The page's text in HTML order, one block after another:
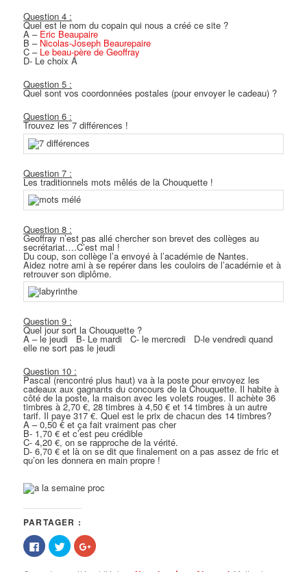
Question 4 :
Quel est le nom du copain qui nous a créé ce site ?
A – Eric Beaupaire
B – Nicolas-Joseph Beaurepaire
C – Le beau-père de Geoffray
D- Le choix A
Question 5 :
Quel sont vos coordonnées postales (pour envoyer le cadeau) ?
Question 6 :
Trouvez les 7 différences !
Question 7 :
Les traditionnels mots mêlés de la Chouquette !
Question 8 :
Geoffray n’est pas allé chercher son brevet des collèges au
secrétariat….C’est mal !
Du coup, son collège l’a envoyé à l’académie de Nantes.
Aidez notre ami à se repérer dans les couloirs de l’académie et à
retrouver son diplôme.
Question 9 :
Quel jour sort la Chouquette ?
A – le jeudi B- Le mardi C- le mercredi D-le vendredi quand
elle ne sort pas le jeudi
Question 10 :
Pascal (rencontré plus haut) va à la poste pour envoyez les
cadeaux aux gagnants du concours de la Chouquette. Il habite à
côté de la poste, la maison avec les volets rouges. Il achète 36
timbres à 2,70 €, 28 timbres à 4,50 € et 14 timbres à un autre
tarif. Il paye 317 €. Quel est le prix de chacun des 14 timbres?
A – 0,50 € et ça fait vraiment pas cher
B- 1,70 € et c’est peu crédible
C- 4,20 €, on se rapproche de la vérité.
D- 6,70 € et là on se dit que finalement on a pas assez de fric et
qu’on les donnera en main propre !
PARTAGER :
Cliquez
pour
partager
Cliquez
pour
partager
Cliquez
pour